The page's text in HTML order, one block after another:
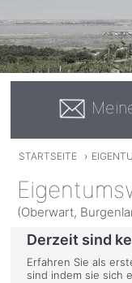
STARTSEITE ›
(Oberwart,
Derzeit sind
Erfahren Sie als
sind indem sie sich